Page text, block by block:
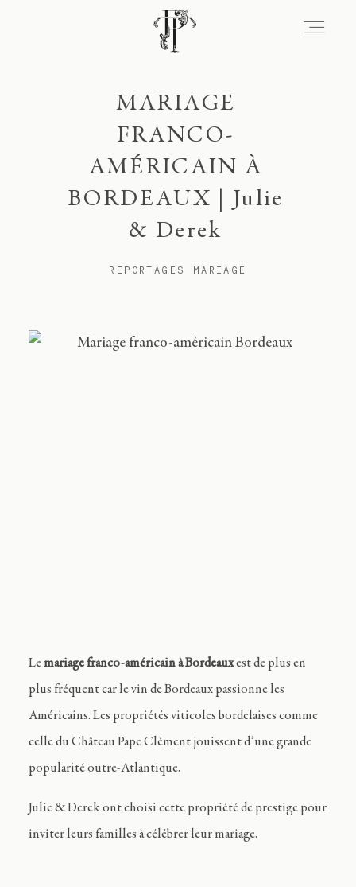
MARIAGE
FRANCO-
AMÉRICAIN À
BORDEAUX | Julie
& Derek
REPORTAGES MARIAGE
Lemariage franco-américain à Bordeauxest de plus en
plus fréquent car le vin de Bordeaux passionne les
Américains. Les propriétés viticoles bordelaises comme
celle du Château Pape Clément jouissent d’une grande
popularité outre-Atlantique.
Julie & Derek ont choisi cette propriété de prestige pour
inviter leurs familles à célébrer leur mariage.
Signature
Portfolio
Lieux